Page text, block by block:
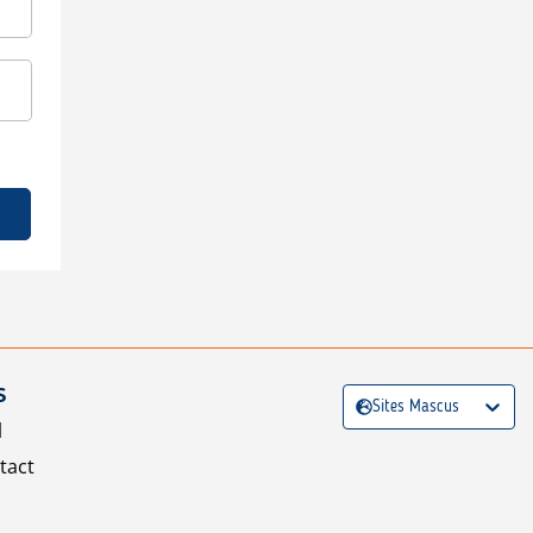
Sites Mascus